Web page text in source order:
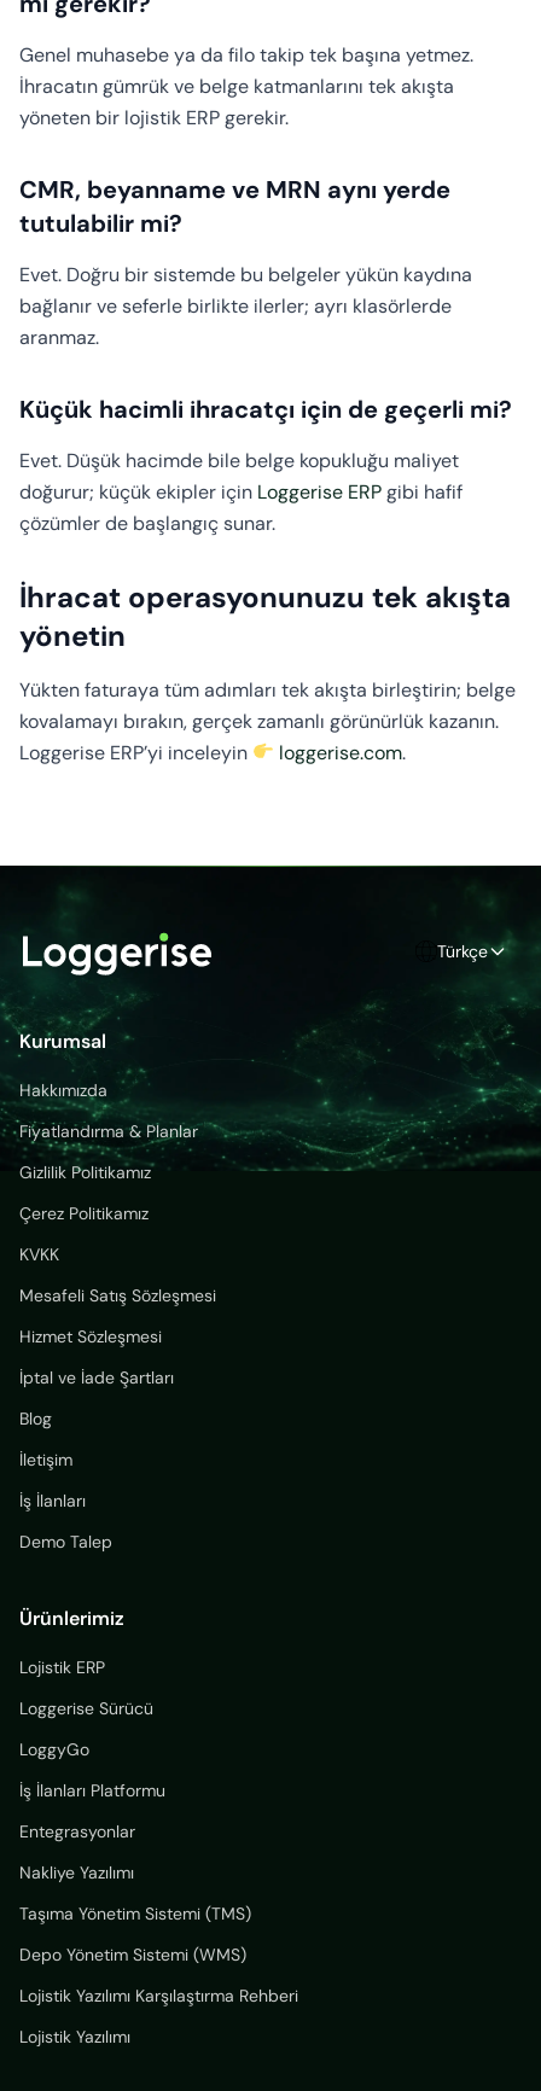
Genel muhasebe ya da filo takip tek başına yetmez.
İhracatın gümrük ve belge katmanlarını tek akışta
yöneten bir lojistik ERP gerekir.
CMR, beyanname ve MRN aynı yerde
tutulabilir mi?
Evet. Doğru bir sistemde bu belgeler yükün kaydına
bağlanır ve seferle birlikte ilerler; ayrı klasörlerde
aranmaz.
Küçük hacimli ihracatçı için de geçerli mi?
Evet. Düşük hacimde bile belge kopukluğu maliyet
doğurur; küçük ekipler için Loggerise ERPgibi hafif
çözümler de başlangıç sunar.
İhracat operasyonunuzu tek akışta
yönetin
Yükten faturaya tüm adımları tek akışta birleştirin; belge
kovalamayı bırakın, gerçek zamanlı görünürlük kazanın.
Loggerise ERP’yi inceleyin
loggerise.com.
Türkçe
Kurumsal
Hakkımızda
Fiyatlandırma & Planlar
Gizlilik Politikamız
Çerez Politikamız
KVKK
Mesafeli Satış Sözleşmesi
Hizmet Sözleşmesi
İptal ve İade Şartları
Blog
İletişim
İş İlanları
Demo Talep
Ürünlerimiz
Lojistik ERP
Loggerise Sürücü
LoggyGo
İş İlanları Platformu
Entegrasyonlar
Nakliye Yazılımı
Taşıma Yönetim Sistemi (TMS)
Depo Yönetim Sistemi (WMS)
Lojistik Yazılımı Karşılaştırma Rehberi
Lojistik Yazılımı